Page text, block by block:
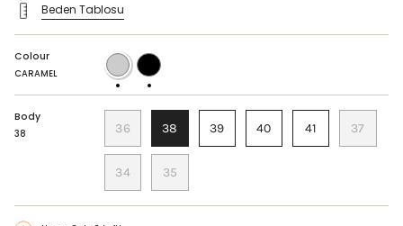
Beden Tablosu
Colour
CARAMEL
CARAMELBLACK
Body
38 36 38 39 40 41 37
34 35